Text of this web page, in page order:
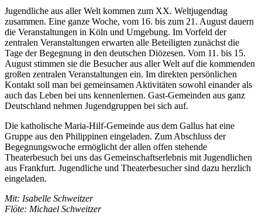
Jugendliche aus aller Welt kommen zum XX. Weltjugendtag
zusammen. Eine ganze Woche, vom 16. bis zum 21. August dauern
die Veranstaltungen in Köln und Umgebung. Im Vorfeld der
zentralen Veranstaltungen erwarten alle Beteiligten zunächst die
Tage der Begegnung in den deutschen Diözesen. Vom 11. bis 15.
August stimmen sie die Besucher aus aller Welt auf die kommenden
großen zentralen Veranstaltungen ein. Im direkten persönlichen
Kontakt soll man bei gemeinsamen Aktivitäten sowohl einander als
auch das Leben bei uns kennenlernen. Gast-Gemeinden aus ganz
Deutschland nehmen Jugendgruppen bei sich auf.
Die katholische Maria-Hilf-Gemeinde aus dem Gallus hat eine
Gruppe aus den Philippinen eingeladen. Zum Abschluss der
Begegnungswoche ermöglicht der allen offen stehende
Theaterbesuch bei uns das Gemeinschaftserlebnis mit Jugendlichen
aus Frankfurt. Jugendliche und Theaterbesucher sind dazu herzlich
eingeladen.
Mit: Isabelle Schweitzer
Flöte: Michael Schweitzer